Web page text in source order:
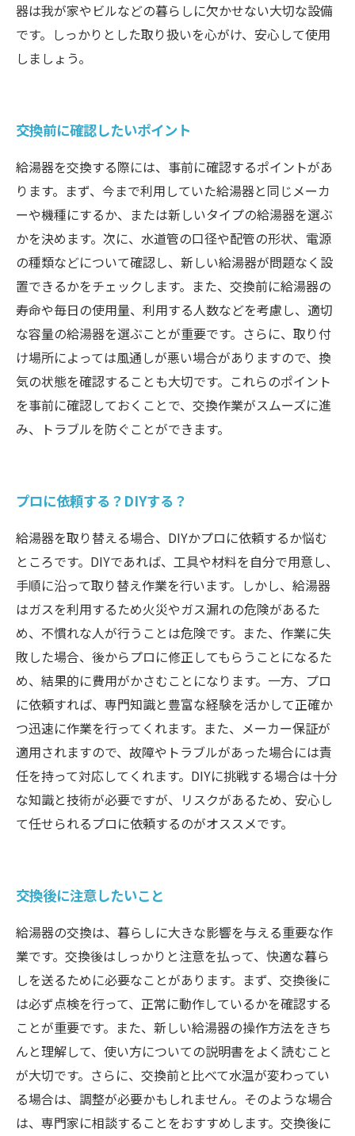
器は我が家やビルなどの暮らしに欠かせない大切な設備
です。しっかりとした取り扱いを心がけ、安心して使用
しましょう。
交換前に確認したいポイント
給湯器を交換する際には、事前に確認するポイントがあ
ります。まず、今まで利用していた給湯器と同じメーカ
ーや機種にするか、または新しいタイプの給湯器を選ぶ
かを決めます。次に、水道管の口径や配管の形状、電源
の種類などについて確認し、新しい給湯器が問題なく設
置できるかをチェックします。また、交換前に給湯器の
寿命や毎日の使用量、利用する人数などを考慮し、適切
な容量の給湯器を選ぶことが重要です。さらに、取り付
け場所によっては風通しが悪い場合がありますので、換
気の状態を確認することも大切です。これらのポイント
を事前に確認しておくことで、交換作業がスムーズに進
み、トラブルを防ぐことができます。
プロに依頼する？DIYする？
給湯器を取り替える場合、DIYかプロに依頼するか悩む
ところです。DIYであれば、工具や材料を自分で用意し、
手順に沿って取り替え作業を行います。しかし、給湯器
はガスを利用するため火災やガス漏れの危険があるた
め、不慣れな人が行うことは危険です。また、作業に失
敗した場合、後からプロに修正してもらうことになるた
め、結果的に費用がかさむことになります。一方、プロ
に依頼すれば、専門知識と豊富な経験を活かして正確か
つ迅速に作業を行ってくれます。また、メーカー保証が
適用されますので、故障やトラブルがあった場合には責
任を持って対応してくれます。DIYに挑戦する場合は十分
な知識と技術が必要ですが、リスクがあるため、安心し
て任せられるプロに依頼するのがオススメです。
交換後に注意したいこと
給湯器の交換は、暮らしに大きな影響を与える重要な作
業です。交換後はしっかりと注意を払って、快適な暮ら
しを送るために必要なことがあります。まず、交換後に
は必ず点検を行って、正常に動作しているかを確認する
ことが重要です。また、新しい給湯器の操作方法をきち
んと理解して、使い方についての説明書をよく読むこと
が大切です。さらに、交換前と比べて水温が変わってい
る場合は、調整が必要かもしれません。そのような場合
は、専門家に相談することをおすすめします。交換後に